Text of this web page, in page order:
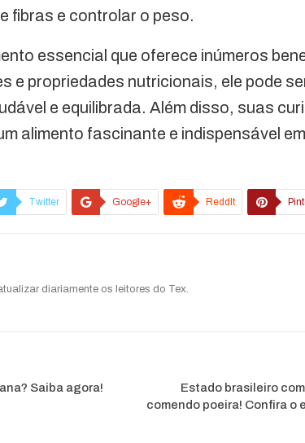
fibras e controlar o peso.
essencial que oferece inúmeros
e propriedades nutricionais, ele pode
e equilibrada. Além disso, suas
alimento fascinante e indispensável
Twitter Google+ ReddIt
diariamente os leitores do Tex.
Saiba agora!
Estado brasileiro
comendo poeira! Confira o